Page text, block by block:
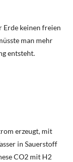
Erde keinen freien
man mehr
entsteht.
erzeugt, mit
in Sauerstoff
CO2 mit H2